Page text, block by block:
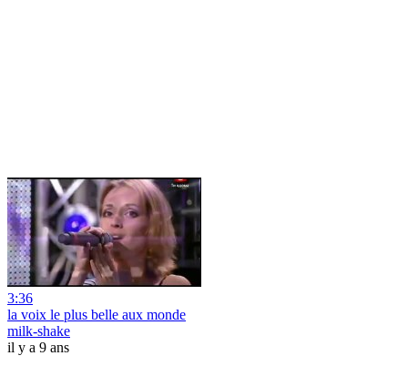
3:36
la voix le plus belle aux monde
milk-shake
il y a 9 ans